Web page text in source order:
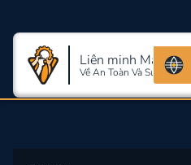
Liên minh
Về An Toàn Và Sức Khỏe